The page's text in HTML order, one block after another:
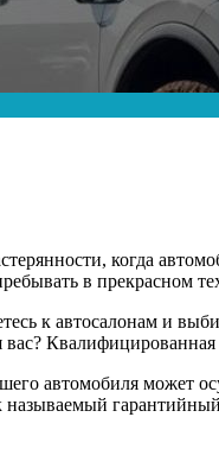
когда
в прекрасном
к автосалонам и
автомобиля может